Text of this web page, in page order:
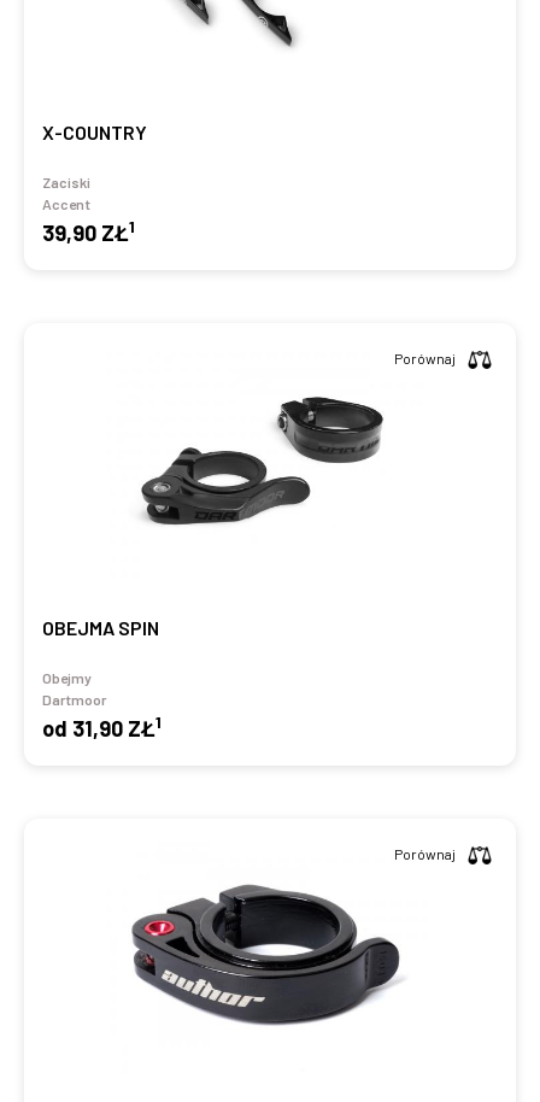
X-COUNTRY
Zaciski
Accent
39,90 ZŁ1
OBEJMA SPIN
Obejmy
Dartmoor
od 31,90 ZŁ1
Porównaj
Porównaj